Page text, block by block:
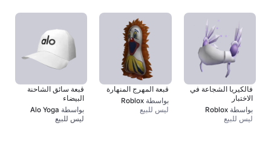
قبعة سائق الشاحنة
البيضاء
بواسطة Alo Yoga
ليس للبيع
قبعة المهرج المنهارة
بواسطة Roblox
ليس للبيع
فالكيريا الشجاعة في
الاختبار
بواسطة Roblox
ليس للبيع